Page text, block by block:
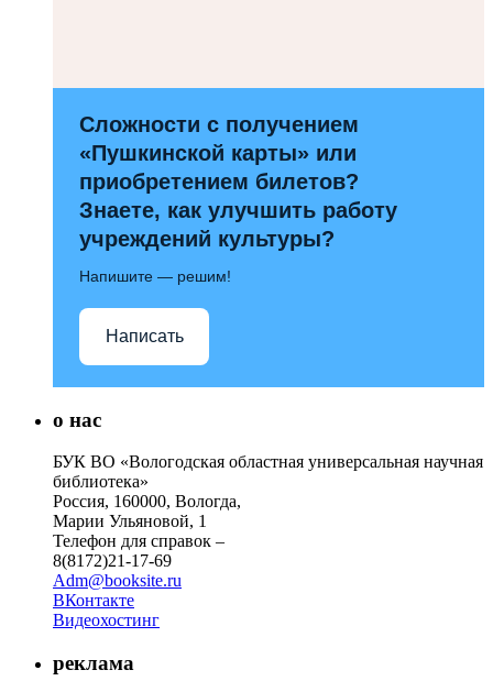
Сложности с получением
«Пушкинской карты» или
приобретением билетов?
Знаете, как улучшить работу
учреждений культуры?
Напишите — решим!
Написать
о нас
БУК ВО «Вологодская областная универсальная научная
библиотека»
Россия, 160000, Вологда,
Марии Ульяновой, 1
Телефон для справок –
8(8172)21-17-69
Adm@booksite.ru
ВКонтакте
Видеохостинг
реклама